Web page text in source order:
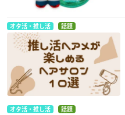
オタ活・推し活 話題
オタ活・推し活 話題